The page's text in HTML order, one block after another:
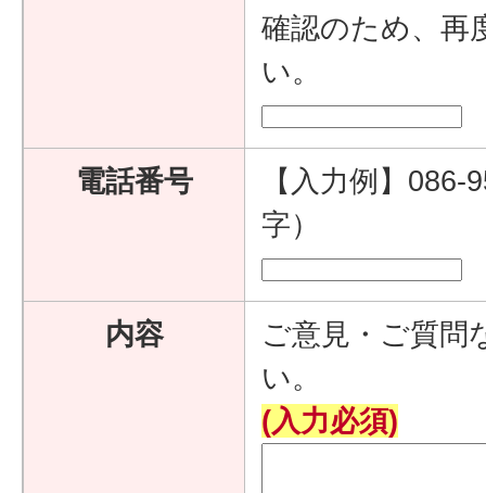
確認のため、再
い。
電話番号
【入力例】
字）
内容
ご意見・ご質問
い。
(入力必須)